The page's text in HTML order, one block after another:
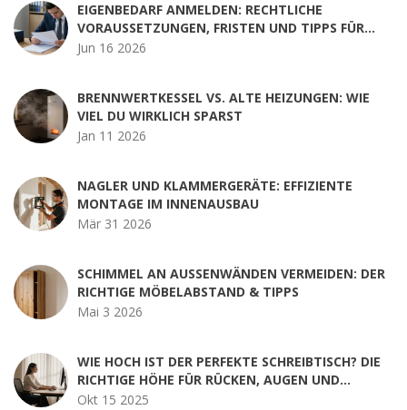
EIGENBEDARF ANMELDEN: RECHTLICHE
VORAUSSETZUNGEN, FRISTEN UND TIPPS FÜR
VERMIETER
Jun 16 2026
BRENNWERTKESSEL VS. ALTE HEIZUNGEN: WIE
VIEL DU WIRKLICH SPARST
Jan 11 2026
NAGLER UND KLAMMERGERÄTE: EFFIZIENTE
MONTAGE IM INNENAUSBAU
Mär 31 2026
SCHIMMEL AN AUSSENWÄNDEN VERMEIDEN: DER R
ICHTIGE MÖBELABSTAND & TIPPS
Mai 3 2026
WIE HOCH IST DER PERFEKTE SCHREIBTISCH? DIE
RICHTIGE HÖHE FÜR RÜCKEN, AUGEN UND
PRODUKTIVITÄT
Okt 15 2025